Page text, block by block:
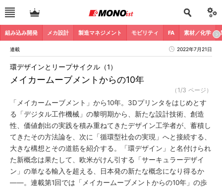
組み込み開発 メカ設計 製造マネジメント モビリティ FA 素材／化学
連載 2022年7月21日
メイカームーブメントからの10年
環デザインとリープサイクル（1）
（1/3 ページ）
「メイカームーブメント」から10年。3Dプリンタをはじめとす
る「デジタル工作機械」の黎明期から、新たな設計技術、創造
性、価値創出の実践を積み重ねてきたデザイン工学者が、蓄積し
てきたその方法論を、次に「循環型社会の実現」へと接続する、
大きな構想とその道筋を紹介する。「環デザイン」と名付けられ
た新概念は果たして、欧米がけん引する「サーキュラーデザイ
ン」の単なる輸入を超える、日本発の新たな概念になり得るか
――。連載第1回では「メイカームーブメントからの10年」の歩